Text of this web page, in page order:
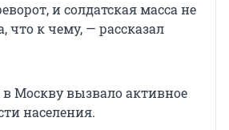
и солдатская масса не
что к чему, — рассказал
Москву вызвало активное
населения.